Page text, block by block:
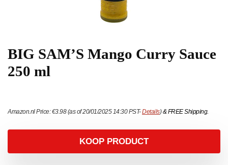
BIG SAM’S Mango Curry Sauce
250 ml
Amazon.nl Price:€3.98(as of 20/01/2025 14:30 PST-Details)&FREE Shipping.
KOOP PRODUCT